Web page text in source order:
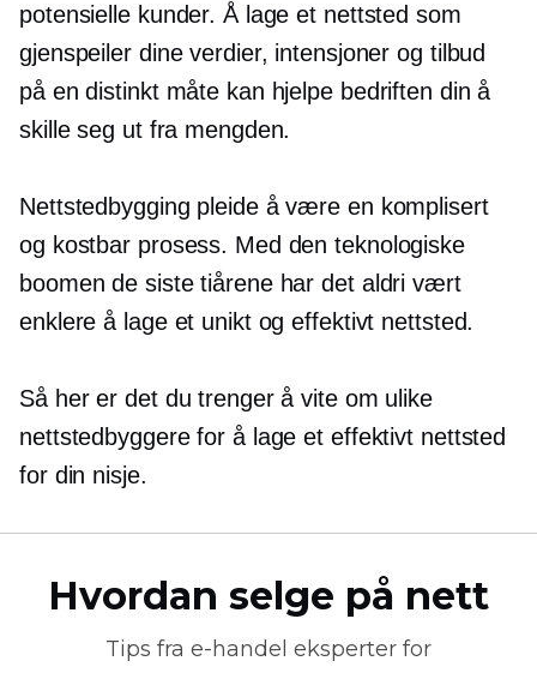
potensielle kunder. Å lage et nettsted som
gjenspeiler dine verdier, intensjoner og tilbud
på en distinkt måte kan hjelpe bedriften din å
skille seg ut fra mengden.
Nettstedbygging pleide å være en komplisert
og kostbar prosess. Med den teknologiske
boomen de siste tiårene har det aldri vært
enklere å lage et unikt og effektivt nettsted.
Så her er det du trenger å vite om ulike
nettstedbyggere for å lage et effektivt nettsted
for din nisje.
Hvordan selge på nett
Tips fra e-handel eksperter for